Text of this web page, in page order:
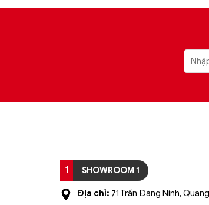
1 SHOWROOM 1
Địa chỉ: 71 Trần Đăng Ninh,